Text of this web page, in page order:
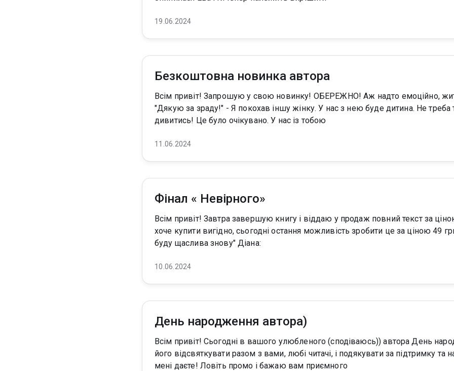
19.06.2024
Безкоштовна новинка автора
Всім привіт! Запрошую у свою новинку! ОБЕРЕЖНО! Аж надто емоційно, життєво та боляче!
"Дякую за зраду!" - Я покохав іншу жінку. У нас з нею буде дитина. Не треба так на мене
дивитись! Це було очікувано. У нас із тобою
11.06.2024
Фінал « Невірного»
Всім привіт! Завтра завершую книгу і віддаю у продаж повний текст за ціною 69 грн. Тому хто
хоче купити вигідно, сьогодні остання можливість зробити це за ціною 49 грн.
буду щаслива знову" Діана:
10.06.2024
День народження автора)
Всім привіт! Сьогодні в вашого улюбленого (сподіваюсь)) автора День народження. І я хочу
його відсвяткувати разом з вами, любі читачі, і подякувати за підтримку та
мені даєте! Ловіть промо і бажаю вам приємного